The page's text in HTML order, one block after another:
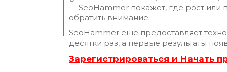
— SeoHammer покажет, где рост или
обратить внимание.
SeoHammer еще предоставляет
десятки раз, а первые результаты
Зарегистрироваться и Начать